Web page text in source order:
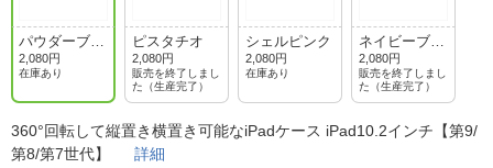
パウダーブル
ー
2,080円
在庫あり
ピスタチオ
2,080円
販売を終了しまし
た（生産完了）
シェルピンク
2,080円
在庫あり
ネイビーブル
ー
2,080円
販売を終了しまし
た（生産完了）
360°回転して縦置き横置き可能なiPadケース iPad10.2インチ【第9/
第8/第7世代】 詳細